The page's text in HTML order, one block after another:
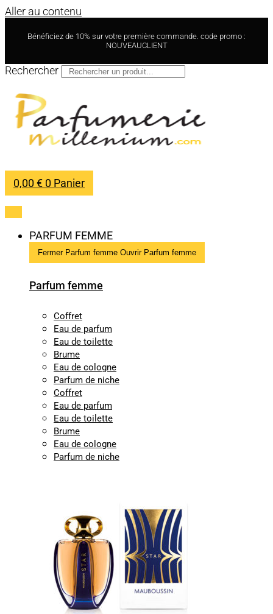
Aller au contenu
Bénéficiez de 10% sur votre première commande. code promo :
NOUVEAUCLIENT
Rechercher
0,00€ 0 Panier
PARFUM FEMME
Fermer Parfum femme Ouvrir Parfum femme
Parfum femme
Coffret
Eau de parfum
Eau de toilette
Brume
Eau de cologne
Parfum de niche
Coffret
Eau de parfum
Eau de toilette
Brume
Eau de cologne
Parfum de niche